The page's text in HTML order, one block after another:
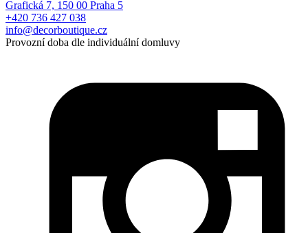
Grafická 7, 150 00 Praha 5
+420 736 427 038
info@decorboutique.cz
Provozní doba dle individuální domluvy